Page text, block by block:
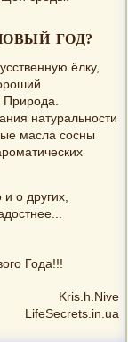
ГОД?
ёлку,
Природа.
натуральности
масла сосны
и о других,
Kris.h.Nive
LifeSecrets.in.ua